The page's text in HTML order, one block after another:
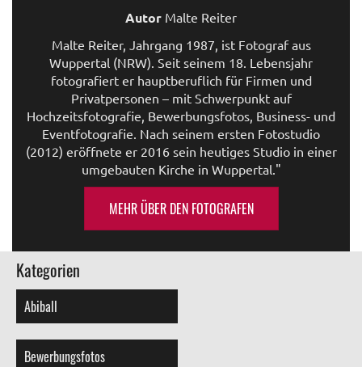
Autor Malte Reiter
Malte Reiter, Jahrgang 1987, ist Fotograf aus
Wuppertal (NRW). Seit seinem 18. Lebensjahr
fotografiert er hauptberuflich für Firmen und
Privatpersonen – mit Schwerpunkt auf
Hochzeitsfotografie, Bewerbungsfotos, Business- und
Eventfotografie. Nach seinem ersten Fotostudio
(2012) eröffnete er 2016 sein heutiges Studio in einer
umgebauten Kirche in Wuppertal."
MEHR ÜBER DEN FOTOGRAFEN
Kategorien
Abiball
Bewerbungsfotos